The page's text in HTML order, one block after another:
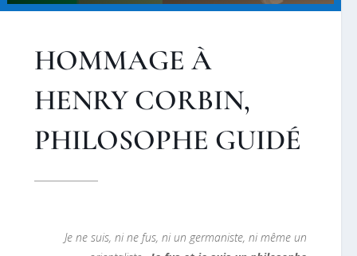
HOMMAGE À
HENRY CORBIN,
PHILOSOPHE GUIDÉ
Je ne suis, ni ne fus, ni un germaniste, ni même un